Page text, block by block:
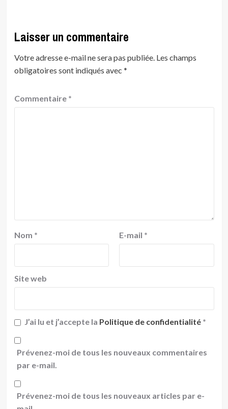
Laisser un commentaire
Votre adresse e-mail ne sera pas publiée. Les champs
obligatoires sont indiqués avec *
Commentaire *
Nom * E-mail *
Site web
J’ai lu et j’accepte la Politique de confidentialité *
Prévenez-moi de tous les nouveaux commentaires
par e-mail.
Prévenez-moi de tous les nouveaux articles par e-